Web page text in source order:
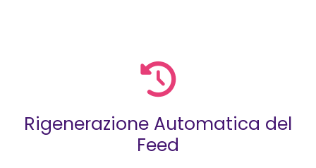
Rigenerazione Automatica del
Feed